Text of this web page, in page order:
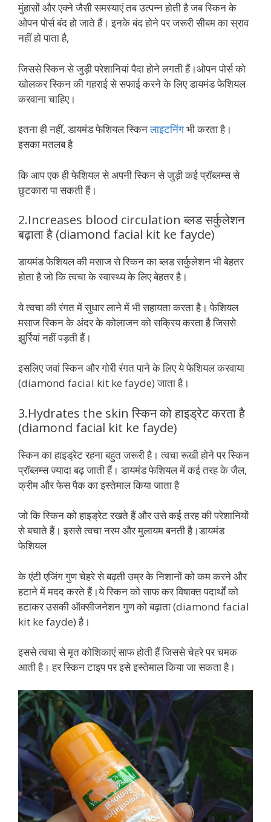
मुंहासों और एक्‍ने जैसी समस्‍याएं तब उत्‍पन्‍न होती है जब स्किन के
ओपन पोर्स बंद हो जाते हैं। इनके बंद होने पर जरूरी सीबम का स्राव
नहीं हो पाता है,
जिससे स्किन से जुड़ी परेशानियां पैदा होने लगती हैं।ओपन पोर्स को
खोलकर स्किन की गहराई से सफाई करने के लिए डायमंड फेशियल
करवाना चाहिए।
इतना ही नहीं, डायमंड फेशियल स्किनलाइटनिंगभी करता है।
इसका मतलब है
कि आप एक ही फेशियल से अपनी स्किन से जुड़ी कई प्रॉब्‍लम्‍स से
छुटकारा पा सकती हैं।
2.Increases blood circulation ​ब्‍लड सर्कुलेशन
बढ़ाता है (diamond facial kit ke fayde)
डायमंड फेशियल की मसाज से स्किन का ब्‍लड सर्कुलेशन भी बेहतर
होता है जो कि त्‍वचा के स्‍वास्‍थ्‍य के लिए बेहतर है।
ये त्‍वचा की रंगत में सुधार लाने में भी सहायता करता है। फेशियल
मसाज स्किन के अंदर के कोलाजन को सक्रिय करता है जिससे
झुर्रियां नहीं पड़ती हैं।
इसलिए जवां स्किन और गोरी रंगत पाने के लिए ये फेशियल करवाया
(diamond facial kit ke fayde) जाता है।
3.Hydrates the skin ​स्किन को हाइड्रेट करता है
(diamond facial kit ke fayde)
स्किन का हाइड्रेट रहना बहुत जरूरी है। त्‍वचा रूखी होने पर स्किन
प्रॉब्‍लम्‍स ज्‍यादा बढ़ जाती हैं। डायमंड फेशियल में कई तरह के जैल,
क्रीम और फेस पैक का इस्‍तेमाल किया जाता है
जो कि स्किन को हाइड्रेट रखते हैं और उसे कई तरह की परेशानियों
से बचाते हैं। इससे त्‍वचा नरम और मुलायम बनती है।डायमंड
फेशियल
के एंटी एजिंग गुण चेहरे से बढ़ती उम्र के निशानों को कम करने और
हटाने में मदद करते हैं।ये स्किन को साफ कर विषाक्‍त पदार्थों को
हटाकर उसकी ऑक्‍सीजनेशन गुण को बढ़ाता (diamond facial
kit ke fayde) है।
इससे त्‍वचा से मृत कोशिकाएं साफ होती हैं जिससे चेहरे पर चमक
आती है। हर स्किन टाइप पर इसे इस्‍तेमाल किया जा सकता है।